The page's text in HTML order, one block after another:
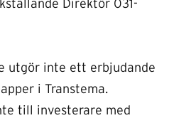
Direktör 031-
utgör inte ett erbjudande
i Transtema.
till investerare med